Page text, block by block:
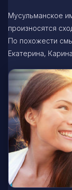
Мусульманское
произносятся
По похожести
Екатерина,